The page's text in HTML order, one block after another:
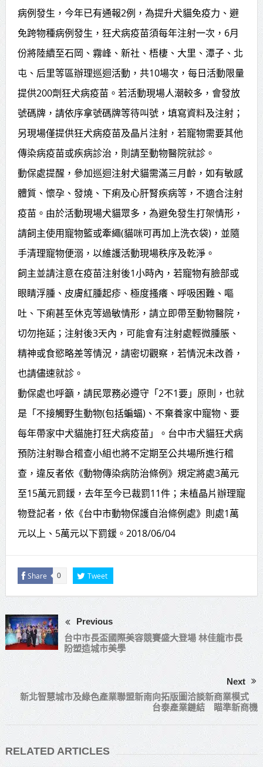
不對稱戰力
蔣萬安再拋出「倒閣說」 喊推陳其
邁組閣
賴總統肯定「金唐獎」得獎者及入
圍者 允諾完善支持體系
病例發生，今年已有通報2例，為提升犬貓免疫力、避
免跨物種病例發生，狂犬病疫苗須每年注射一次，6月
份將陸續至石岡、霧峰、新社、梧棲、大里、潭子、北
屯、后里等區辦理巡迴活動，共10場次，每日活動限量
提供200劑狂犬病疫苗。若活動現場人潮較多，會發放
號碼牌，請依序拿號碼牌等待叫號，填寫資料及注射；
另現場僅提供狂犬病疫苗及晶片注射，若寵物需要其他
傳染病疫苗或疾病診治，則請至動物醫院就診。
動保處提醒，參加巡迴注射犬貓需滿三月齡，如有敏感
體質、懷孕、發燒、下痢及心肝腎疾病等，不適合注射
疫苗。由於活動現場犬貓眾多，為避免發生打架情形，
請飼主使用寵物籃或牽繩(貓咪可再加上洗衣袋)，並隨
手清理寵物便溺，以維護活動現場秩序及乾淨。
飼主並請注意在疫苗注射後1小時內，若寵物有臉部或
眼睛浮腫、皮膚紅腫起疹、極度搔癢、呼吸困難、嘔
吐、下痢甚至休克等過敏情形，請立即帶至動物醫院，
切勿拖延；注射後3天內，可能會有注射處輕微腫脹、
精神或食慾略差等情況，請密切觀察，若情況未改善，
也請儘速就診。
動保處也呼籲，請民眾務必遵守「2不1要」原則，也就
是「不接觸野生動物(包括蝙蝠)、不棄養家中寵物、要
每年帶家中犬貓施打狂犬病疫苗」。台中市犬貓狂犬病
預防注射聯合稽查小組也將不定期至公共場所進行稽
查，違反者依《動物傳染病防治條例》規定將處3萬元
至15萬元罰鍰，去年至今已裁罰11件；未植晶片辦理寵
物登記者，依《台中市動物保護自治條例處》則處1萬
元以上、5萬元以下罰鍰。2018/06/04
Share 0 Tweet
Previous
台中市長盃國際美容競賽盛大登場 林佳龍市長
盼塑造城市美學
Next
新北智慧城市及綠色產業聯盟新南向拓版圖洽談新商業模式
台泰產業鏈結 瞄準新商機
RELATED ARTICLES